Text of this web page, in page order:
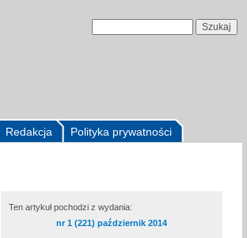
Polityka prywatności
Redakcja
Ten artykuł pochodzi z wydania:
nr 1 (221) październik 2014